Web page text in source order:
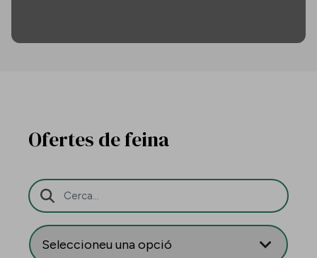
Ofertes de feina
Barra de cerca